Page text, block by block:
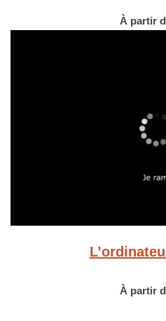
À partir
À partir